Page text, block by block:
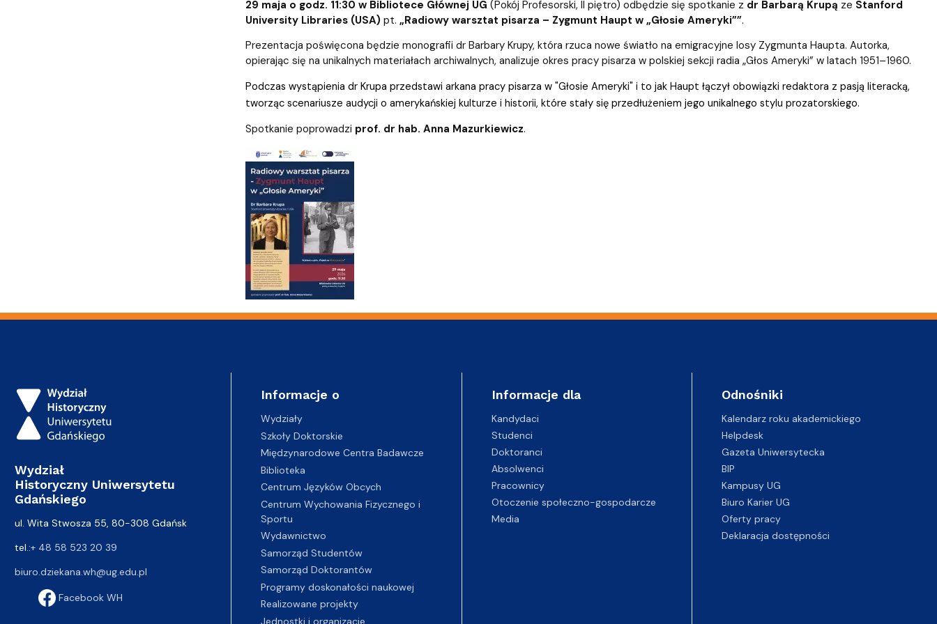
29 maja o godz. 11:30 w Bibliotece Głównej UG (Pokój Profesorski, II piętro) odbędzie się spotkanie z dr Barbarą Krupą ze Stanford
University Libraries (USA) pt. „Radiowy warsztat pisarza – Zygmunt Haupt w „Głosie Ameryki””.
Prezentacja poświęcona będzie monografii dr Barbary Krupy, która rzuca nowe światło na emigracyjne losy Zygmunta Haupta. Autorka,
opierając się na unikalnych materiałach archiwalnych, analizuje okres pracy pisarza w polskiej sekcji radia „Głos Ameryki” w latach 1951–1960.
Podczas wystąpienia dr Krupa przedstawi arkana pracy pisarza w "Głosie Ameryki" i to jak Haupt łączył obowiązki redaktora z pasją literacką,
tworząc scenariusze audycji o amerykańskiej kulturze i historii, które stały się przedłużeniem jego unikalnego stylu prozatorskiego.
Spotkanie poprowadzi prof. dr hab. Anna Mazurkiewicz.
Wydział
Historyczny Uniwersytetu
Gdańskiego
ul. Wita Stwosza 55, 80-308 Gdańsk
tel.:+ 48 58 523 20 39
biuro.dziekana.wh@ug.edu.pl
Facebook WH
Informacje o
Wydziały
Szkoły Doktorskie
Międzynarodowe Centra Badawcze
Biblioteka
Centrum Języków Obcych
Centrum Wychowania Fizycznego i
Sportu
Wydawnictwo
Samorząd Studentów
Samorząd Doktorantów
Programy doskonałości naukowej
Realizowane projekty
Jednostki i organizacje
Informacje dla
Kandydaci
Studenci
Doktoranci
Absolwenci
Pracownicy
Otoczenie społeczno-gospodarcze
Media
Odnośniki
Kalendarz roku akademickiego
Helpdesk
Gazeta Uniwersytecka
BIP
Kampusy UG
Biuro Karier UG
Oferty pracy
Deklaracja dostępności